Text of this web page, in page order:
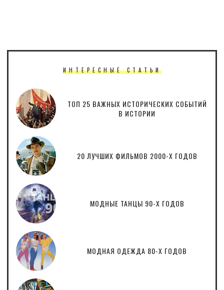
ИНТЕРЕСНЫЕ СТАТЬИ
ТОП 25 ВАЖНЫХ ИСТОРИЧЕСКИХ СОБЫТИЙ
В ИСТОРИИ
20 ЛУЧШИХ ФИЛЬМОВ 2000-Х ГОДОВ
МОДНЫЕ ТАНЦЫ 90-Х ГОДОВ
МОДНАЯ ОДЕЖДА 80-Х ГОДОВ